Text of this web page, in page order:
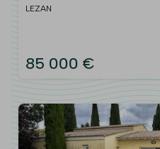
LEZAN
85 000 €